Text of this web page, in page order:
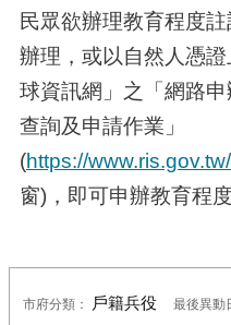
民眾欲辦理教育程度
辦理，或以自然人憑
球資訊網」之「網路
查詢及申請作業」
(https://
窗)，即可申辦教育程度
市府分類： 戶籍兵役 最後異動